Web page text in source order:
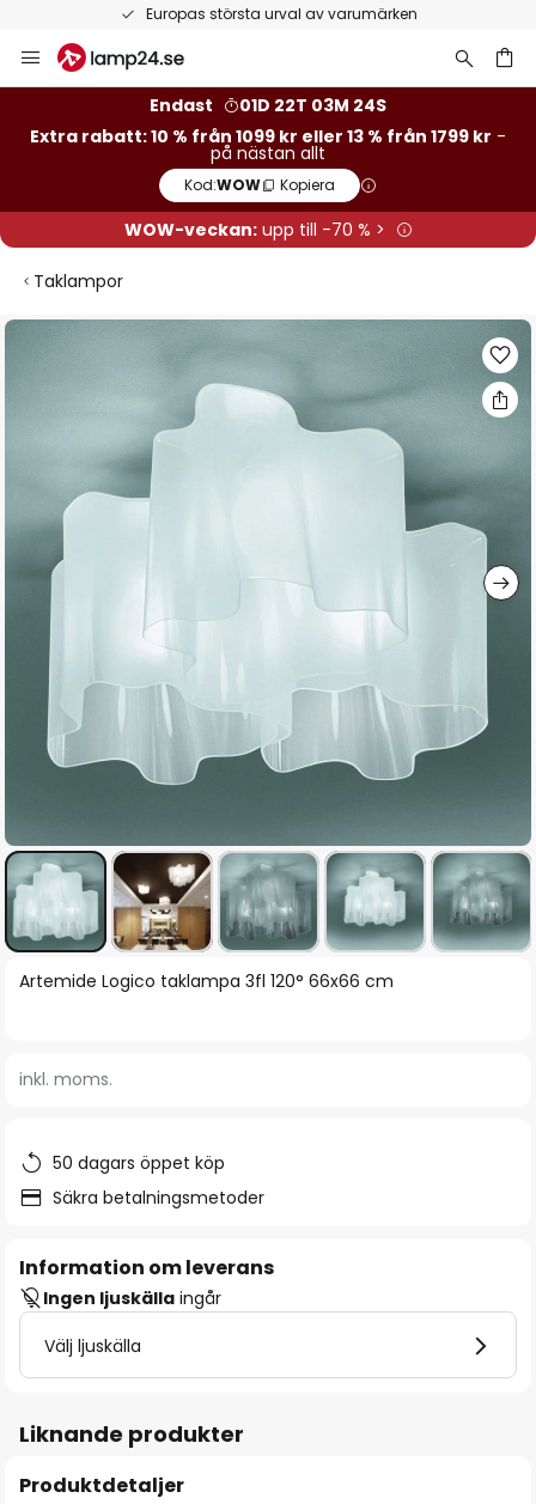
Europas största urval av varumärken
Hoppa
till
Endast
01D 22T 03M 23S
Extra rabatt: 10 % från 1099 kr eller 13 % från 1799 kr -
på nästan allt
Kod:WOW Kopiera
WOW-veckan:upp till -70 % >
Taklampor
Hoppa
bildgalleriet
Hoppa
bildgalleriet
Artemide Logico taklampa 3fl 120° 66x66 cm
inkl. moms.
50 dagars öppet köp
Säkra betalningsmetoder
Information om leverans
Ingen ljuskälla ingår
Välj ljuskälla
Liknande produkter
Produktdetaljer